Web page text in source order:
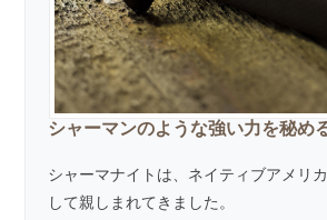
シャーマンのような強い力を秘め
シャーマナイトは、ネイティブアメリ
して親しまれてきました。